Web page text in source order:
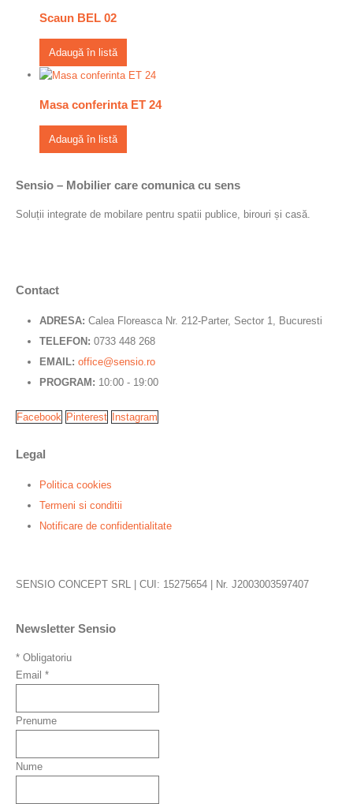
Scaun BEL 02
Adaugă în listă
Masa conferinta ET 24
Adaugă în listă
Sensio – Mobilier care comunica cu sens
Soluții integrate de mobilare pentru spatii publice, birouri și casă.
Contact
ADRESA: Calea Floreasca Nr. 212-Parter, Sector 1, Bucuresti
TELEFON: 0733 448 268
EMAIL: office@sensio.ro
PROGRAM: 10:00 - 19:00
Facebook Pinterest Instagram
Legal
Politica cookies
Termeni si conditii
Notificare de confidentialitate
SENSIO CONCEPT SRL | CUI: 15275654 | Nr. J2003003597407
Newsletter Sensio
* Obligatoriu
Email *
Prenume
Nume